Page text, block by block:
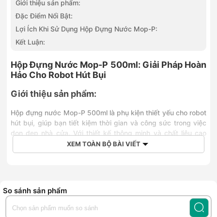
Giới thiệu sản phẩm:
Đặc Điểm Nổi Bật:
Lợi Ích Khi Sử Dụng Hộp Đựng Nước Mop-P:
Kết Luận:
Hộp Đựng Nước Mop-P 500ml: Giải Pháp Hoàn
Hảo Cho Robot Hút Bụi
Giới thiệu sản phẩm:
Hộp đựng nước Mop-P 500ml là phụ kiện thiết yếu cho robot
hút bụi, giúp bạn tiết kiệm thời gian và công sức trong việc
dọn dẹp nhà cửa. Với thiết kế thông minh và chất liệu cao
cấp, sản phẩm này mang đến hiệu quả làm sạch tối ưu, đồng
thời đảm bảo sự tiện lợi và dễ dàng sử dụng.
Dung tích lý tưởng
Với dung tích 500ml, hộp đựng nước Mop-P cho
phép robot hút bụi hoạt động liên tục trong thời
XEM TOÀN BỘ BÀI VIẾT
So sánh sản phẩm